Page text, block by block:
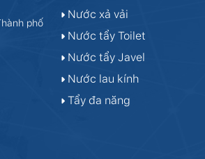
phố
Nước xả vải
Nước tẩy Toilet
Nước tẩy Javel
Nước lau kính
Tẩy đa năng